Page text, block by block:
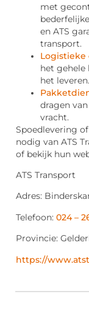
met
en ATS
transport.
het gehele
het leveren.
dragen
vracht.
Spoedlevering
nodig van ATS
of bekijk hun
ATS Transport
Adres:
Telefoon: 024 –
Provincie:
https://